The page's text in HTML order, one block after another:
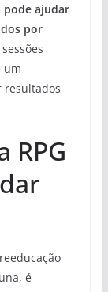
pode ajudar
por
um
resultados
RPG
é